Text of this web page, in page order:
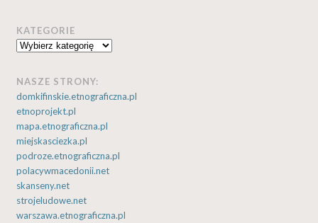
KATEGORIE
Kategorie
NASZE STRONY:
domkifinskie.etnograficzna.pl
etnoprojekt.pl
mapa.etnograficzna.pl
miejskasciezka.pl
podroze.etnograficzna.pl
polacywmacedonii.net
skanseny.net
strojeludowe.net
warszawa.etnograficzna.pl